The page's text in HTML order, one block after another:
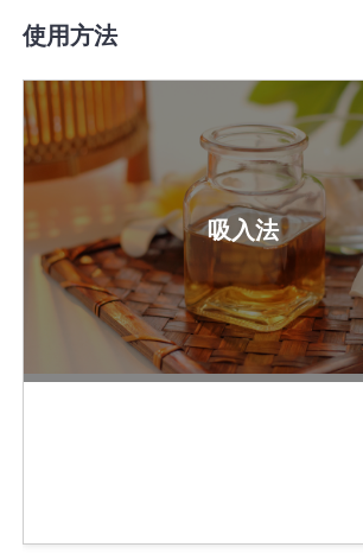
使用方法
吸入法